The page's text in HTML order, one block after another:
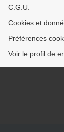
C.G.U.
Cookies et
Préférences
Voir le profil de